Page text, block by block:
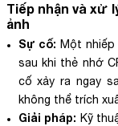
Tiếp nhận và xử
ảnh
Sự cố: Một nhiếp
sau khi thẻ nhớ
cố xảy ra ngay
không thể trích
Giải pháp: Kỹ